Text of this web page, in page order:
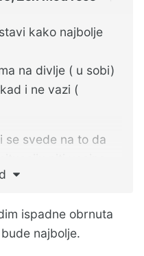
kako najbolje
na divlje ( u sobi)
i ne vazi (
se svede na to da
da to izmeri
nije dosta, antena
ispadne obrnuta
najbolje.